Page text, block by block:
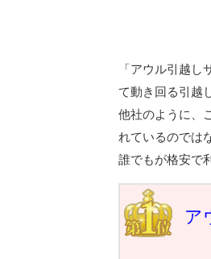
「アウル引越
て動き回る引越
他社のように、
れているのでは
誰でもが格安で
ア